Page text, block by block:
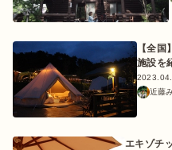
【全国
施設を
近藤
エキゾチ
料理
how to